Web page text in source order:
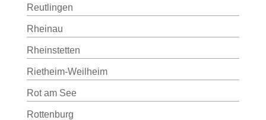
Reutlingen
Rheinau
Rheinstetten
Rietheim-Weilheim
Rot am See
Rottenburg